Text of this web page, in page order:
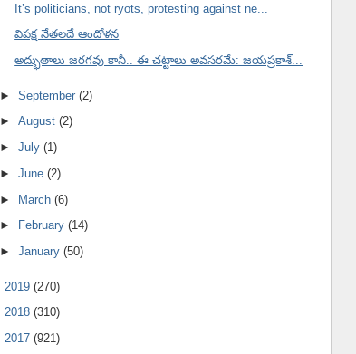
It’s politicians, not ryots, protesting against ne...
విపక్ష నేతలదే ఆందోళన
అద్భుతాలు జరగవు కానీ.. ఈ చట్టాలు అవసరమే: జయప్రకాశ్...
►September(2)
►August(2)
►July(1)
►June(2)
► March(6)
►
February(14)
►January(50)
2019 (270)
2018 (310)
2017 (921)